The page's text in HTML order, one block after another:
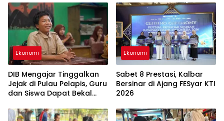
Antrean
Ekonomi
DIB Mengajar Tinggalkan
Jejak di Pulau Pelapis, Guru
dan Siswa Dapat Bekal
Ekonomi
Sabet 8 Prestasi, Kalbar
Bersinar di Ajang FESyar KTI
2026